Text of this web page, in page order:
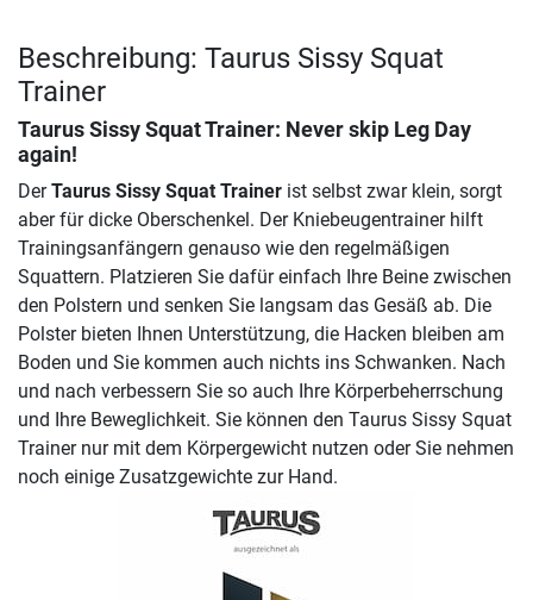
Beschreibung: Taurus Sissy Squat
Trainer
Taurus Sissy Squat Trainer: Never skip Leg Day
again!
DerTaurus Sissy Squat Trainer ist selbst zwar klein, sorgt
aber für dicke Oberschenkel. Der Kniebeugentrainer hilft
Trainingsanfängern genauso wie den regelmäßigen
Squattern. Platzieren Sie dafür einfach Ihre Beine zwischen
den Polstern und senken Sie langsam das Gesäß ab. Die
Polster bieten Ihnen Unterstützung, die Hacken bleiben am
Boden und Sie kommen auch nichts ins Schwanken. Nach
und nach verbessern Sie so auch Ihre Körperbeherrschung
und Ihre Beweglichkeit. Sie können den Taurus Sissy Squat
Trainer nur mit dem Körpergewicht nutzen oder Sie nehmen
noch einige Zusatzgewichte zur Hand.